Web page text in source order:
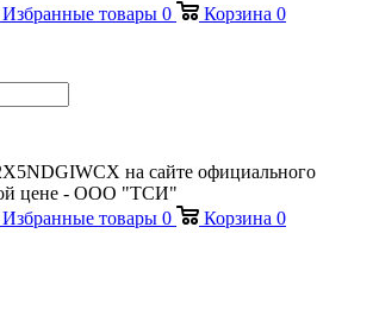
Избранные товары 0 Корзина 0
на сайте официального
цене - ООО "ТСИ"
Избранные товары 0 Корзина 0